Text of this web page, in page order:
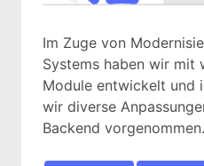
Im Zuge von
Systems haben wir mit
Module entwickelt und
wir diverse
Backend vorgenommen.